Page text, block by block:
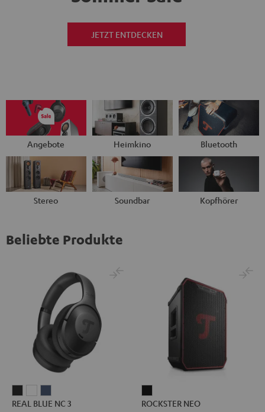
JETZT ENTDECKEN
Angebote Heimkino Bluetooth
Stereo Soundbar Kopfhörer
Beliebte Produkte
BLUEBLUEBLUE
REAL BLUE NC 3
NEO
ROCKSTER NEO